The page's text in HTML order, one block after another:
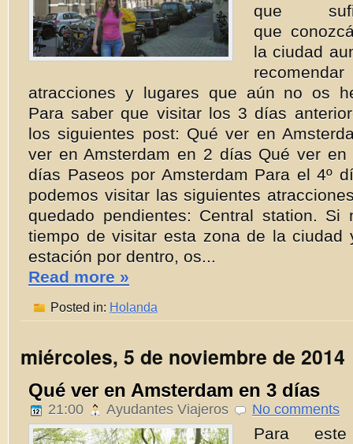
que
que
la ciudad
atracciones y lugares que aún no os
Para saber que visitar los 3 días
los siguientes post: Qué ver en
ver en Amsterdam en 2 días Qué ver en
días Paseos por Amsterdam Para el 4º
podemos visitar las siguientes
quedado pendientes: Central station. Si
tiempo de visitar esta zona de la ciudad
estación por dentro, os...
Read more »
Posted in: Holanda
miércoles, 5 de noviembre de 2014
Qué ver en Amsterdam en 3 días
21:00 Ayudantes Viajeros No comments
Para